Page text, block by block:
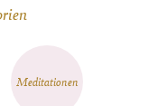
Meditationen